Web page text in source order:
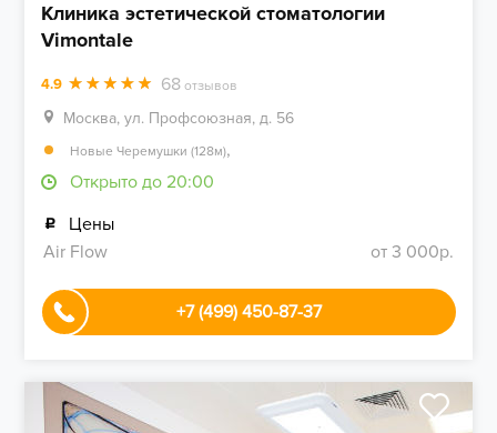
Клиника эстетической стоматологии
Vimontale
4.9 68 отзывов
Москва, ул. Профсоюзная, д. 56
Новые Черемушки (128м),
Открыто до 20:00
Цены
Air Flow
от 3 000р.
+7 (499) 450-87-37